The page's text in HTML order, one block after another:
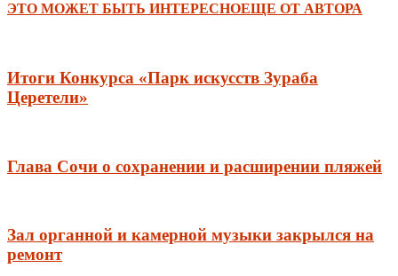
ЭТО МОЖЕТ БЫТЬ ИНТЕРЕСНОЕЩЕ ОТ АВТОРА
Итоги Конкурса «Парк искусств Зураба
Церетели»
Глава Сочи о сохранении и расширении пляжей
Зал органной и камерной музыки закрылся на
ремонт